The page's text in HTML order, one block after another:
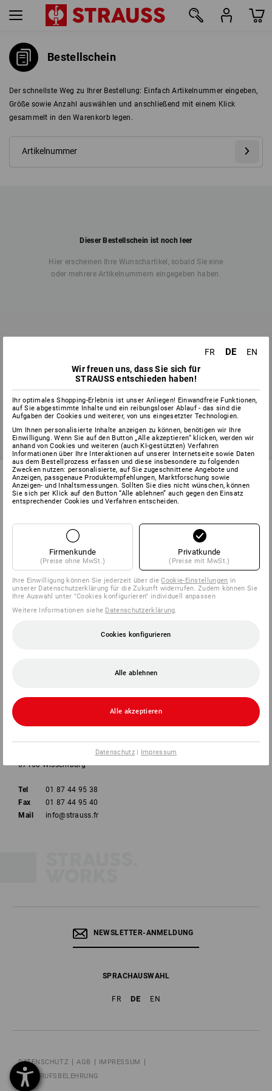
Bestellschein
Der schnellste Weg zu Ihrer Bestellung: Einfach Artikelnummer eingeben,
Größe sowie Anzahl auswählen und anschließend mit einem Klick
gesammelt in den Warenkorb legen.
Dieser Bestellschein ist noch leer
Hier erscheinen Ihre Wunschartikel, sobald Sie eine
oder mehrere Artikelnummern eingegeben haben.
SERVICE 01 87 44 95 38
UNTERNEHMEN
INFORMATIONEN
67160 Wissemburg
Tel
01 87 44 95 38
Fax
01 87 44 95 40
Mail
info@strauss.fr
NEWSLETTER-ANMELDUNG
SPRACHAUSWAHL
FR DE EN
DATENSCHUTZ AGB
IMPRESSUM
WIDERRUFSBELEHRUNG
FR DE
EN
Wir freuen uns, dass Sie sich für
STRAUSS entschieden haben!
Ihr optimales Shopping-Erlebnis ist unser Anliegen! Einwandfreie Funktionen,
auf Sie abgestimmte Inhalte und ein reibungsloser Ablauf - das sind die
Aufgaben der Cookies und weiterer, von uns eingesetzter Technologien.
Um Ihnen personalisierte Inhalte anzeigen zu können, benötigen wir Ihre
Einwilligung. Wenn Sie auf den Button „Alle akzeptieren“ klicken, werden wir
anhand von Cookies und weiteren (auch KI-gestützten) Verfahren
Informationen über Ihre Interaktionen auf unserer Internetseite sowie Daten
aus dem Bestellprozess erfassen und diese insbesondere zu folgenden
Zwecken nutzen: personalisierte, auf Sie zugeschnittene Angebote und
Anzeigen, passgenaue Produktempfehlungen, Marktforschung sowie
Anzeigen- und Inhaltsmessungen. Sollten Sie dies nicht wünschen, können
Sie sich per Klick auf den Button “Alle ablehnen” auch gegen den Einsatz
entsprechender Cookies und Verfahren entscheiden.
Firmenkunde
(Preise ohne MwSt.)
Privatkunde
(Preise mit MwSt.)
Ihre Einwilligung können Sie jederzeit über dieCookie-Einstellungen in
unserer Datenschutzerklärung für die Zukunft widerrufen. Zudem können Sie
Ihre Auswahl unter "Cookies konfigurieren" individuell anpassen
Weitere Informationen siehe Datenschutzerklärung
Cookies konfigurieren
Alle ablehnen
Alle akzeptieren
Datenschutz| Impressum